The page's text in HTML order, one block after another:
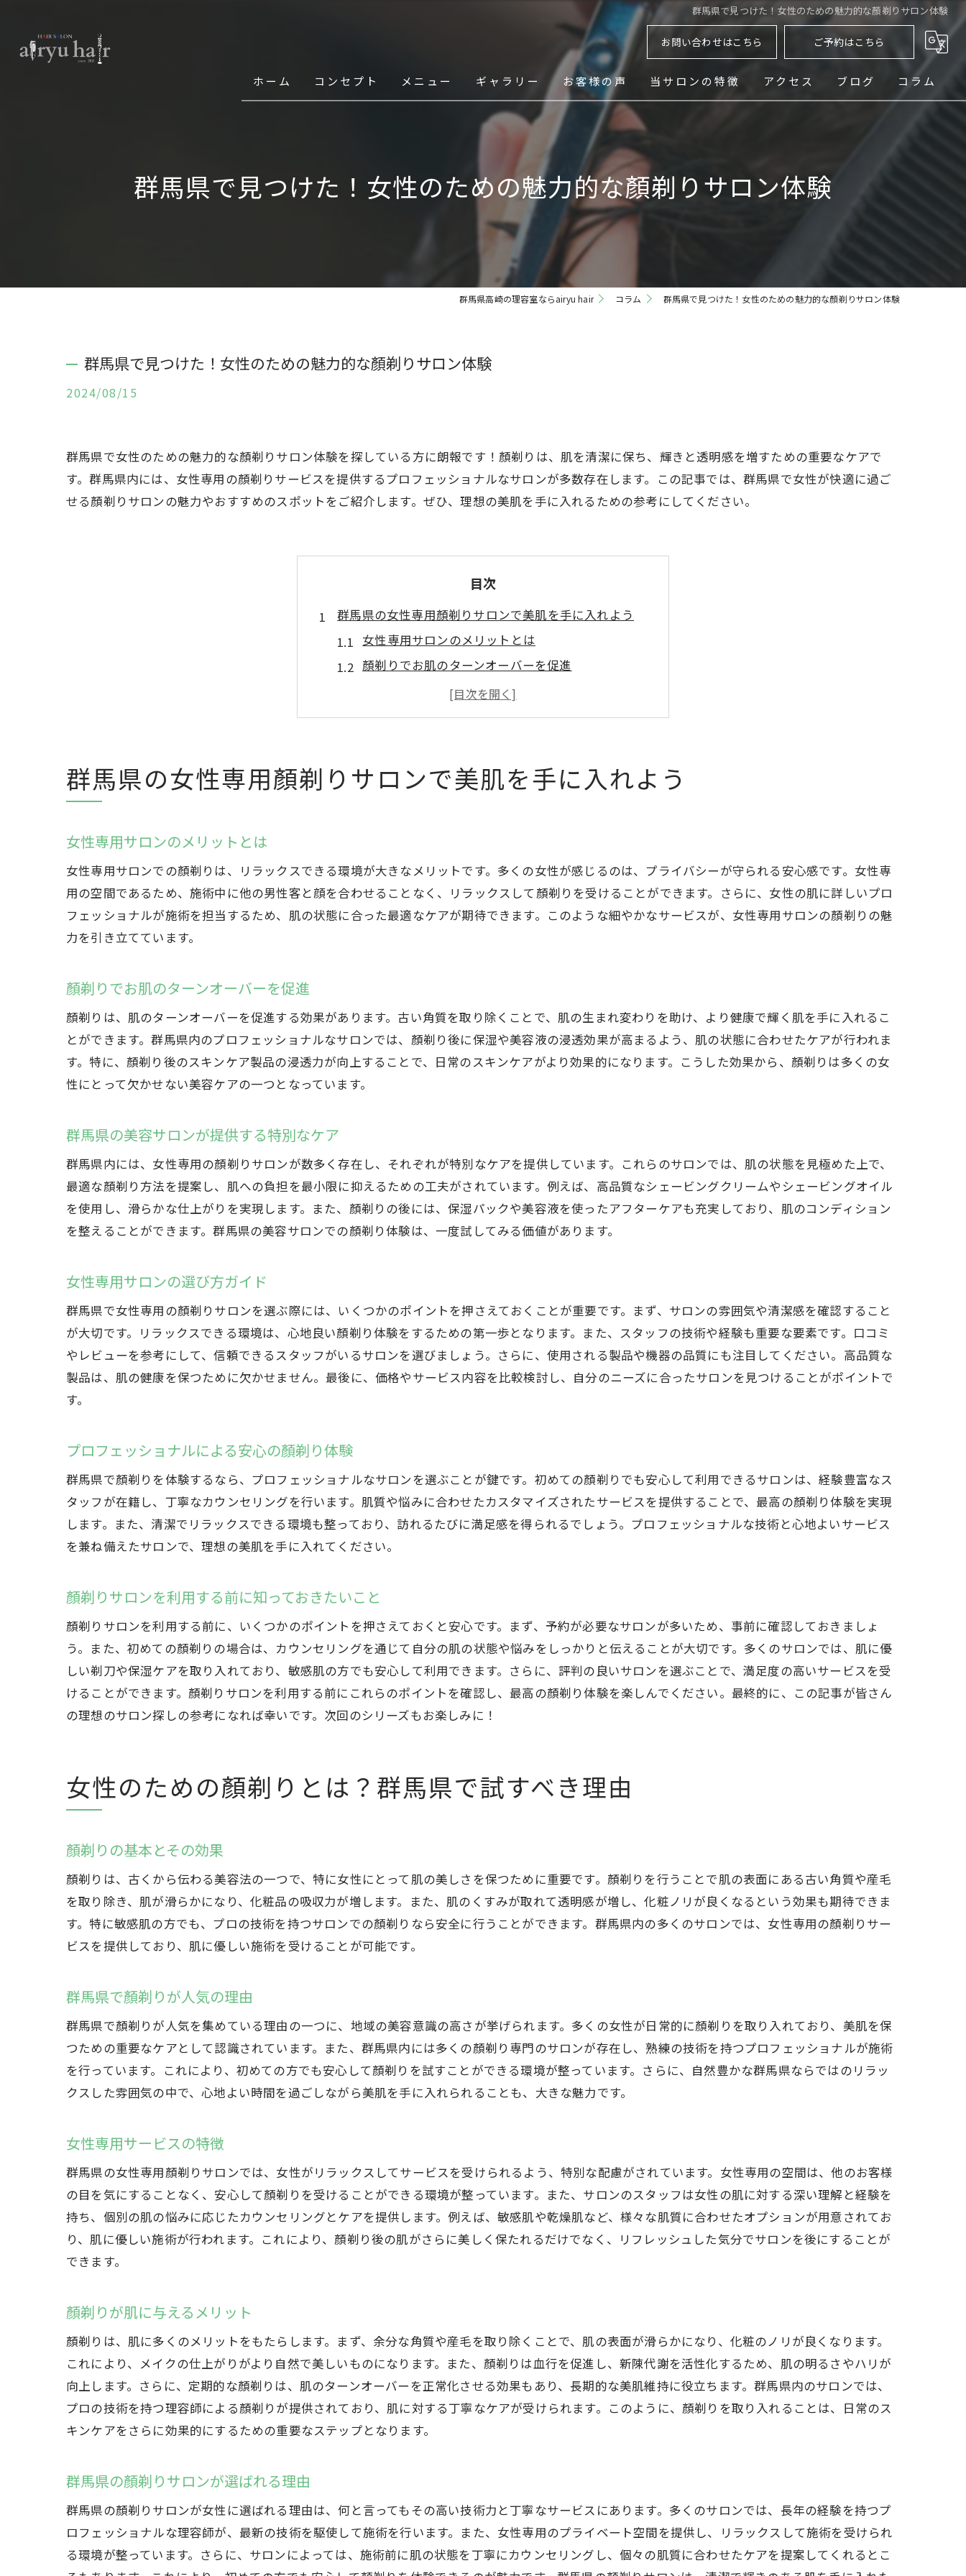
群馬県で見つけた！女性のための魅力的な顏剃りサロン体験
お問い合わせはこちら ご予約はこちら
ホーム コンセプト メニュー ギャラリー お客様の声 当サロンの特徴
メンズ
アクセス ブログ コラム
群馬県で見つけた！女性のための魅力的な顏剃りサロン体験
群馬県高崎の理容室ならairyu hair コラム 群馬県で見つけた！女性のための魅力的な顏剃りサロン体験
群馬県で見つけた！女性のための魅力的な顏剃りサロン体験
2024/08/15
群馬県で女性のための魅力的な顏剃りサロン体験を探している方に朗報です！顏剃りは、肌を清潔に保ち、輝きと透明感を増すための重要なケアで
す。群馬県内には、女性専用の顏剃りサービスを提供するプロフェッショナルなサロンが多数存在します。この記事では、群馬県で女性が快適に過ご
せる顏剃りサロンの魅力やおすすめのスポットをご紹介します。ぜひ、理想の美肌を手に入れるための参考にしてください。
目次
群馬県の女性専用顏剃りサロンで美肌を手に入れよう
女性専用サロンのメリットとは
顏剃りでお肌のターンオーバーを促進
群馬県の美容サロンが提供する特別なケア
女性専用サロンの選び方ガイド
顏剃りサロンを利用する前に知っておきたいこと
女性のための顏剃りとは？群馬県で試すべき理由
女性専用サービスの特徴
顏剃りが肌に与えるメリット
群馬県の顏剃りサロンが選ばれる理由
群馬県内のおすすめ顏剃りサロン
顏剃りの施術の流れと注意点
初めての方でも安心！プロの丁寧なカウンセリング
群馬県のサロンが提供する特別な顏剃りメニュー
透明感あふれる肌を手に入れる顏剃りの魅力
群馬県のトップサロンをご紹介
顏剃り後の肌の変化を実感しよう
群馬県の女性が選ぶ顏剃りサロンの魅力とは
女性が求める顏剃りサロンのポイント
口コミで人気の群馬県の顏剃りサロン
顏剃りで自信を持つ女性たちの声
初めての顏剃り体験を群馬県のサロンで快適に
初めての顏剃り体験のための準備
群馬県のサロンが提供する安心のサービス
顏剃り後のお手入れ方法
リラックスできる施術環境
初めての方におすすめのメニュー
群馬県内の女性のための顏剃りサロンが人気の理由
群馬県のサロンの特徴と魅力
女性専用サロンの特別なサービス
顏剃りで得られる美容効果
群馬県のサロンでのリピーターの声
群馬県のおすすめ顏剃りサロンリスト
顏剃りサロンの選び方とポイント
美肌を保つための顏剃りの頻度
顏剃り後のスキンケア方法
群馬県の女性専用顏剃りサロンで美肌を手に入れよう
女性専用サロンのメリットとは
女性専用サロンでの顏剃りは、リラックスできる環境が大きなメリットです。多くの女性が感じるのは、プライバシーが守られる安心感です。女性専
用の空間であるため、施術中に他の男性客と顔を合わせることなく、リラックスして顏剃りを受けることができます。さらに、女性の肌に詳しいプロ
フェッショナルが施術を担当するため、肌の状態に合った最適なケアが期待できます。このような細やかなサービスが、女性専用サロンの顏剃りの魅
力を引き立てています。
顏剃りでお肌のターンオーバーを促進
顏剃りは、肌のターンオーバーを促進する効果があります。古い角質を取り除くことで、肌の生まれ変わりを助け、より健康で輝く肌を手に入れるこ
とができます。群馬県内のプロフェッショナルなサロンでは、顏剃り後に保湿や美容液の浸透効果が高まるよう、肌の状態に合わせたケアが行われま
す。特に、顏剃り後のスキンケア製品の浸透力が向上することで、日常のスキンケアがより効果的になります。こうした効果から、顏剃りは多くの女
性にとって欠かせない美容ケアの一つとなっています。
群馬県の美容サロンが提供する特別なケア
群馬県内には、女性専用の顏剃りサロンが数多く存在し、それぞれが特別なケアを提供しています。これらのサロンでは、肌の状態を見極めた上で、
最適な顏剃り方法を提案し、肌への負担を最小限に抑えるための工夫がされています。例えば、高品質なシェービングクリームやシェービングオイル
を使用し、滑らかな仕上がりを実現します。また、顏剃りの後には、保湿パックや美容液を使ったアフターケアも充実しており、肌のコンディション
を整えることができます。群馬県の美容サロンでの顏剃り体験は、一度試してみる価値があります。
女性専用サロンの選び方ガイド
群馬県で女性専用の顏剃りサロンを選ぶ際には、いくつかのポイントを押さえておくことが重要です。まず、サロンの雰囲気や清潔感を確認すること
が大切です。リラックスできる環境は、心地良い顏剃り体験をするための第一歩となります。また、スタッフの技術や経験も重要な要素です。口コミ
やレビューを参考にして、信頼できるスタッフがいるサロンを選びましょう。さらに、使用される製品や機器の品質にも注目してください。高品質な
製品は、肌の健康を保つために欠かせません。最後に、価格やサービス内容を比較検討し、自分のニーズに合ったサロンを見つけることがポイントで
す。
プロフェッショナルによる安心の顏剃り体験
群馬県で顏剃りを体験するなら、プロフェッショナルなサロンを選ぶことが鍵です。初めての顏剃りでも安心して利用できるサロンは、経験豊富なス
タッフが在籍し、丁寧なカウンセリングを行います。肌質や悩みに合わせたカスタマイズされたサービスを提供することで、最高の顏剃り体験を実現
します。また、清潔でリラックスできる環境も整っており、訪れるたびに満足感を得られるでしょう。プロフェッショナルな技術と心地よいサービス
を兼ね備えたサロンで、理想の美肌を手に入れてください。
顏剃りサロンを利用する前に知っておきたいこと
顏剃りサロンを利用する前に、いくつかのポイントを押さえておくと安心です。まず、予約が必要なサロンが多いため、事前に確認しておきましょ
う。また、初めての顏剃りの場合は、カウンセリングを通じて自分の肌の状態や悩みをしっかりと伝えることが大切です。多くのサロンでは、肌に優
しい剃刀や保湿ケアを取り入れており、敏感肌の方でも安心して利用できます。さらに、評判の良いサロンを選ぶことで、満足度の高いサービスを受
けることができます。顏剃りサロンを利用する前にこれらのポイントを確認し、最高の顏剃り体験を楽しんでください。最終的に、この記事が皆さん
の理想のサロン探しの参考になれば幸いです。次回のシリーズもお楽しみに！
女性のための顏剃りとは？群馬県で試すべき理由
顏剃りの基本とその効果
顏剃りは、古くから伝わる美容法の一つで、特に女性にとって肌の美しさを保つために重要です。顏剃りを行うことで肌の表面にある古い角質や産毛
を取り除き、肌が滑らかになり、化粧品の吸収力が増します。また、肌のくすみが取れて透明感が増し、化粧ノリが良くなるという効果も期待できま
す。特に敏感肌の方でも、プロの技術を持つサロンでの顏剃りなら安全に行うことができます。群馬県内の多くのサロンでは、女性専用の顏剃りサー
ビスを提供しており、肌に優しい施術を受けることが可能です。
群馬県で顏剃りが人気の理由
群馬県で顏剃りが人気を集めている理由の一つに、地域の美容意識の高さが挙げられます。多くの女性が日常的に顏剃りを取り入れており、美肌を保
つための重要なケアとして認識されています。また、群馬県内には多くの顏剃り専門のサロンが存在し、熟練の技術を持つプロフェッショナルが施術
を行っています。これにより、初めての方でも安心して顏剃りを試すことができる環境が整っています。さらに、自然豊かな群馬県ならではのリラッ
クスした雰囲気の中で、心地よい時間を過ごしながら美肌を手に入れられることも、大きな魅力です。
女性専用サービスの特徴
群馬県の女性専用顏剃りサロンでは、女性がリラックスしてサービスを受けられるよう、特別な配慮がされています。女性専用の空間は、他のお客様
の目を気にすることなく、安心して顏剃りを受けることができる環境が整っています。また、サロンのスタッフは女性の肌に対する深い理解と経験を
持ち、個別の肌の悩みに応じたカウンセリングとケアを提供します。例えば、敏感肌や乾燥肌など、様々な肌質に合わせたオプションが用意されてお
り、肌に優しい施術が行われます。これにより、顏剃り後の肌がさらに美しく保たれるだけでなく、リフレッシュした気分でサロンを後にすることが
できます。
顏剃りが肌に与えるメリット
顏剃りは、肌に多くのメリットをもたらします。まず、余分な角質や産毛を取り除くことで、肌の表面が滑らかになり、化粧のノリが良くなります。
これにより、メイクの仕上がりがより自然で美しいものになります。また、顏剃りは血行を促進し、新陳代謝を活性化するため、肌の明るさやハリが
向上します。さらに、定期的な顏剃りは、肌のターンオーバーを正常化させる効果もあり、長期的な美肌維持に役立ちます。群馬県内のサロンでは、
プロの技術を持つ理容師による顏剃りが提供されており、肌に対する丁寧なケアが受けられます。このように、顏剃りを取り入れることは、日常のス
キンケアをさらに効果的にするための重要なステップとなります。
群馬県の顏剃りサロンが選ばれる理由
群馬県の顏剃りサロンが女性に選ばれる理由は、何と言ってもその高い技術力と丁寧なサービスにあります。多くのサロンでは、長年の経験を持つプ
ロフェッショナルな理容師が、最新の技術を駆使して施術を行います。また、女性専用のプライベート空間を提供し、リラックスして施術を受けられ
る環境が整っています。さらに、サロンによっては、施術前に肌の状態を丁寧にカウンセリングし、個々の肌質に合わせたケアを提案してくれるとこ